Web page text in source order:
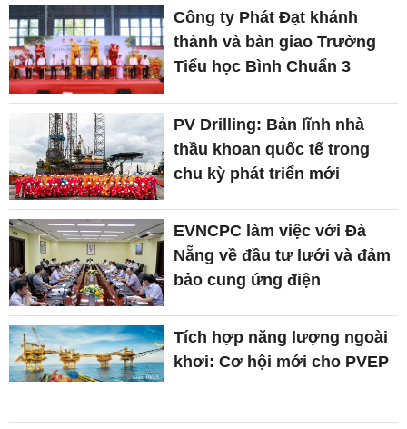
Công ty Phát Đạt khánh
thành và bàn giao Trường
Tiểu học Bình Chuẩn 3
PV Drilling: Bản lĩnh nhà
thầu khoan quốc tế trong
chu kỳ phát triển mới
EVNCPC làm việc với Đà
Nẵng về đầu tư lưới và đảm
bảo cung ứng điện
Tích hợp năng lượng ngoài
khơi: Cơ hội mới cho PVEP